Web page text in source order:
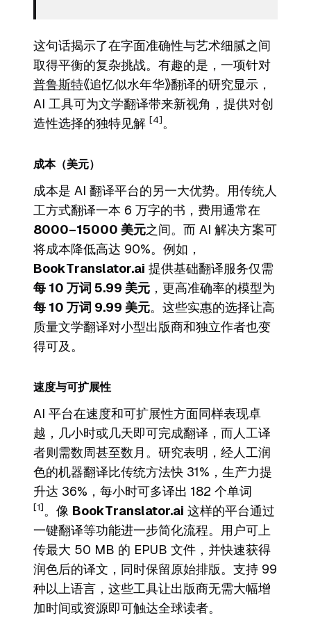
这句话揭示了在字面准确性与艺术细腻之间
取得平衡的复杂挑战。有趣的是，一项针对
普鲁斯特《追忆似水年华》翻译的研究显示，
AI 工具可为文学翻译带来新视角，提供对创
造性选择的独特见解 [4] 。
成本（美元）
成本是 AI 翻译平台的另一大优势。用传统人
工方式翻译一本 6 万字的书，费用通常在
8000–15000 美元之间。而 AI 解决方案可
将成本降低高达 90%。例如，
BookTranslator.ai 提供基础翻译服务仅需
每 10 万词 5.99 美元 ，更高准确率的模型为
每 10 万词 9.99 美元。这些实惠的选择让高
质量文学翻译对小型出版商和独立作者也变
得可及。
速度与可扩展性
AI 平台在速度和可扩展性方面同样表现卓
越，几小时或几天即可完成翻译，而人工译
者则需数周甚至数月。研究表明，经人工润
色的机器翻译比传统方法快 31%，生产力提
升达 36%，每小时可多译出 182 个单词
[1] 。像 BookTranslator.ai 这样的平台通过
一键翻译等功能进一步简化流程。用户可上
传最大 50 MB 的 EPUB 文件，并快速获得
润色后的译文，同时保留原始排版。支持 99
种以上语言，这些工具让出版商无需大幅增
加时间或资源即可触达全球读者。